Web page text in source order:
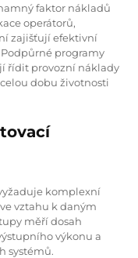
faktor nákladů
operátorů,
zajišťují efektivní
programy
řídit provozní náklady
dobu životnosti
komplexní
vztahu k daným
měří dosah
výkonu a
systémů.